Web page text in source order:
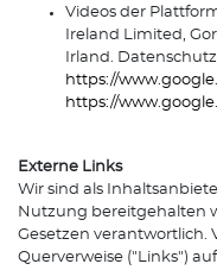
Videos der
Ireland Limited,
Irland.
https://
https://
Externe Links
Wir sind als
Nutzung bereitgehalten
Gesetzen verantwortlich.
Querverweise ("Links")